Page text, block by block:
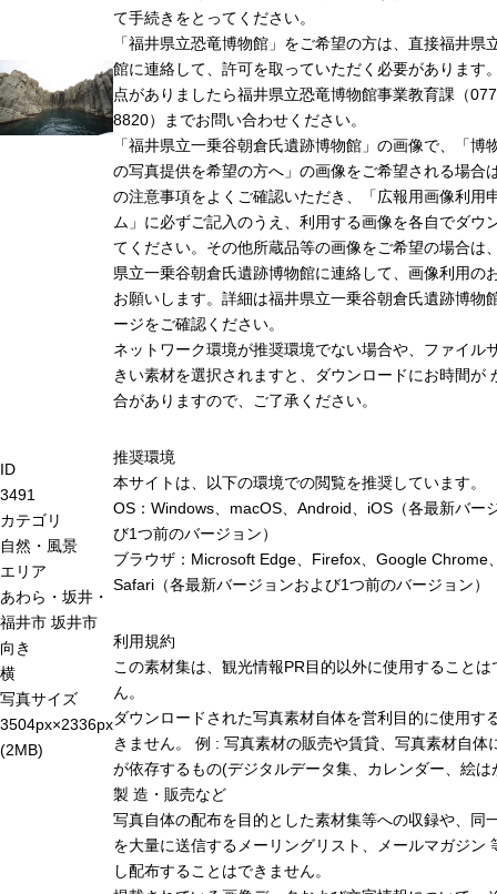
ID
3491
カテゴリ
自然・風景
エリア
あわら・坂井・
福井市 坂井市
向き
横
写真サイズ
3504px×2336px
(2MB)
て手続きをとってください。
「福井県立恐竜博物館」をご希望の方は、直接福井県
館に連絡して、許可を取っていただく必要があります
点がありましたら福井県立恐竜博物館事業教育課（
8820）までお問い合わせください。
「福井県立一乗谷朝倉氏遺跡博物館」の画像で、「博
の写真提供を希望の方へ」の画像をご希望される場合
の注意事項をよくご確認いただき、「広報用画像利用
ム」に必ずご記入のうえ、利用する画像を各自でダウ
てください。その他所蔵品等の画像をご希望の場合は
県立一乗谷朝倉氏遺跡博物館に連絡して、画像利用の
お願いします。詳細は福井県立一乗谷朝倉氏遺跡博物
ージをご確認ください。
ネットワーク環境が推奨環境でない場合や、ファイル
きい素材を選択されますと、ダウンロードにお時間が
合がありますので、ご了承ください。
推奨環境
本サイトは、以下の環境での閲覧を推奨しています。
OS：Windows、macOS、Android、iOS（各最新バー
び1つ前のバージョン）
ブラウザ：Microsoft Edge、Firefox、Google Chrome
Safari（各最新バージョンおよび1つ前のバージョン）
利用規約
この素材集は、観光情報PR目的以外に使用することは
ん。
ダウンロードされた写真素材自体を営利目的に使用す
きません。 例 : 写真素材の販売や賃貸、写真素材自体
が依存するもの(デジタルデータ集、カレンダー、絵は
製 造・販売など
写真自体の配布を目的とした素材集等への収録や、同
を大量に送信するメーリングリスト、メールマガジン
し配布することはできません。